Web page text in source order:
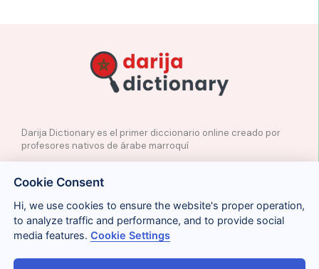
Darija Dictionary es el primer diccionario online creado por
profesores nativos de árabe marroquí
✉️ Contacto
📲Redes Sociales
🤝🏼Proponer palabras
Legal Cookies Privacidad Condiciones
Cookie Consent
Hi, we use cookies to ensure the website's proper operation,
to analyze traffic and performance, and to provide social
media features.Cookie Settings